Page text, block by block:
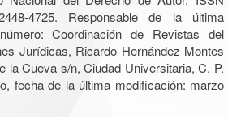
4725. Responsable de la última
Coordinación de Revistas del
Jurídicas, Ricardo Hernández Montes
la Cueva s/n, Ciudad Universitaria, C. P.
fecha de la última modificación: marzo